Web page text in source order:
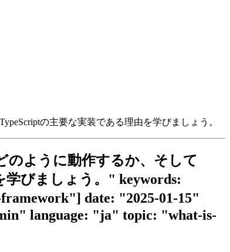
の主要な実装である理由を学びましょう。
ように動作するか、そして
学びましょう。" keywords:
date: "2025-01-15"
language: "ja" topic: "what-is-